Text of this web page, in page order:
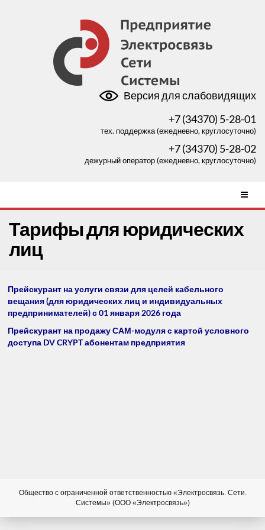
Версия для слабовидящих
+7 (34370) 5-28-01
тех. поддержка (ежедневно, круглосуточно)
+7 (34370) 5-28-02
дежурный оператор (ежедневно, круглосуточно)
Тарифы для юридических
лиц
Прейскурант на услуги связи для целей кабельного
вещания (для юридических лиц и индивидуальных
предпринимателей) с 01 января 2026 года
Прейскурант на продажу САМ-модуля с картой условного
доступа DV CRYPT абонентам предприятия
Общество с ограниченной ответственностью «Электросвязь. Сети.
Системы» (ООО «Электросвязь»)